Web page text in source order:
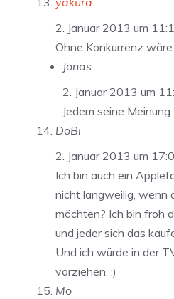
2. Januar 2013 um
Ohne Konkurrenz
Jonas
2. Januar 2013 um
Jedem seine Meinung
DoBi
2. Januar 2013 um
Ich bin auch ein
nicht langweilig, wenn
möchten? Ich bin froh
und jeder sich das
Und ich würde in der
vorziehen. :)
Mo